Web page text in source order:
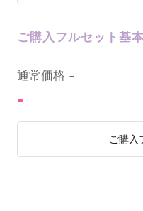
ご購入フルセット基
通常価格 -
-
ご購入